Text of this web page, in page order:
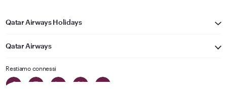
Qatar Airways Holidays
Qatar Airways
Restiamo connessi